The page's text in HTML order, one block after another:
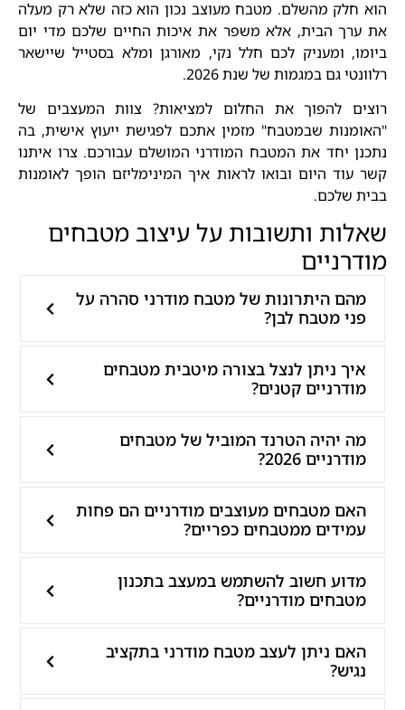
הוא חלק מהשלם. מטבח מעוצב נכון הוא כזה שלא רק מעלה
את ערך הבית, אלא משפר את איכות החיים שלכם מדי יום
ביומו, ומעניק לכם חלל נקי, מאורגן ומלא בסטייל שיישאר
רלוונטי גם במגמות של שנת 2026.
רוצים להפוך את החלום למציאות? צוות המעצבים של
"האומנות שבמטבח" מזמין אתכם לפגישת ייעוץ אישית, בה
נתכנן יחד את המטבח המודרני המושלם עבורכם. צרו איתנו
קשר עוד היום ובואו לראות איך המינימליזם הופך לאומנות
בבית שלכם.
שאלות ותשובות על עיצוב מטבחים
מודרניים
מהם היתרונות של מטבח מודרני סהרה על
פני מטבח לבן?
איך ניתן לנצל בצורה מיטבית מטבחים
מודרניים קטנים?
מה יהיה הטרנד המוביל של מטבחים
מודרניים 2026?
האם מטבחים מעוצבים מודרניים הם פחות
עמידים ממטבחים כפריים?
מדוע חשוב להשתמש במעצב בתכנון
מטבחים מודרניים?
האם ניתן לעצב מטבח מודרני בתקציב
נגיש?